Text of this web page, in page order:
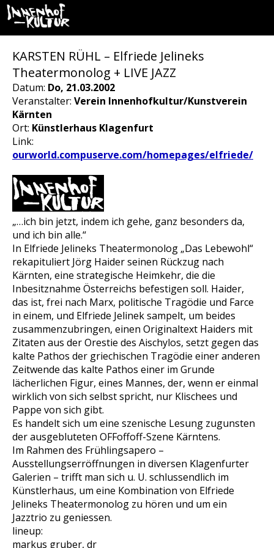
KARSTEN RÜHL – Elfriede Jelineks
Theatermonolog + LIVE JAZZ
Datum: Do, 21.03.2002
Veranstalter: Verein Innenhofkultur/Kunstverein
Kärnten
Ort: Künstlerhaus Klagenfurt
Link:
ourworld.compuserve.com/homepages/elfriede/
„…ich bin jetzt, indem ich gehe, ganz besonders da,
und ich bin alle.“
In Elfriede Jelineks Theatermonolog „Das Lebewohl“
rekapituliert Jörg Haider seinen Rückzug nach
Kärnten, eine strategische Heimkehr, die die
Inbesitznahme Österreichs befestigen soll. Haider,
das ist, frei nach Marx, politische Tragödie und Farce
in einem, und Elfriede Jelinek sampelt, um beides
zusammenzubringen, einen Originaltext Haiders mit
Zitaten aus der Orestie des Aischylos, setzt gegen das
kalte Pathos der griechischen Tragödie einer anderen
Zeitwende das kalte Pathos einer im Grunde
lächerlichen Figur, eines Mannes, der, wenn er einmal
wirklich von sich selbst spricht, nur Klischees und
Pappe von sich gibt.
Es handelt sich um eine szenische Lesung zugunsten
der ausgebluteten OFFoffoff-Szene Kärntens.
Im Rahmen des Frühlingsapero –
Ausstellungserröffnungen in diversen Klagenfurter
Galerien – trifft man sich u. U. schlussendlich im
Künstlerhaus, um eine Kombination von Elfriede
Jelineks Theatermonolog zu hören und um ein
Jazztrio zu geniessen.
lineup:
markus gruber, dr